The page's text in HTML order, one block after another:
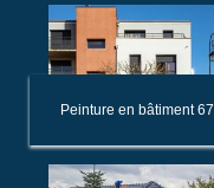
Peinture en bâtiment 67